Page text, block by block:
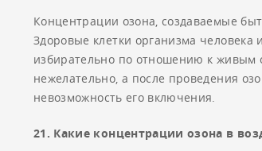
Концентрации озона, создаваемые
Здоровые клетки организма
избирательно по отношению к живым
нежелательно, а после проведения
невозможность его включения.
21. Какие концентрации озона в